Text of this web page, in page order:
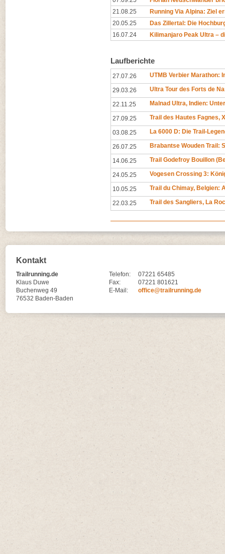
21.08.25
Running Via Alpina: Ziel
20.05.25
Das Zillertal: Die
16.07.24
Kilimanjaro Peak Ultra –
Laufberichte
27.07.26 UTMB Verbier Marathon:
29.03.26 Ultra Tour des Forts de
22.11.25 Malnad Ultra, Indien:
27.09.25 Trail des Hautes Fagnes,
03.08.25 La 6000 D: Die Trail-
26.07.25 Brabantse Wouden Trail:
14.06.25 Trail Godefroy Bouillon
24.05.25 Vogesen Crossing 3:
10.05.25 Trail du Chimay, Belgien:
22.03.25 Trail des Sangliers, La
Kontakt
Trailrunning.de
Klaus Duwe
Buchenweg 49
76532 Baden-Baden
Telefon:
07221 65485
Fax:
07221 801621
E-Mail:
office@trailrunning.de